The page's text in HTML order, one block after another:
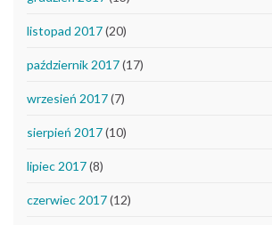
listopad 2017(20)
październik 2017(17)
wrzesień 2017(7)
sierpień 2017(10)
lipiec 2017(8)
czerwiec 2017(12)